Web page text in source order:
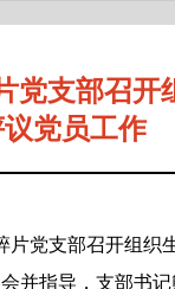
党支部召开
党员工作
片党支部召开组织
并指导，支部书记